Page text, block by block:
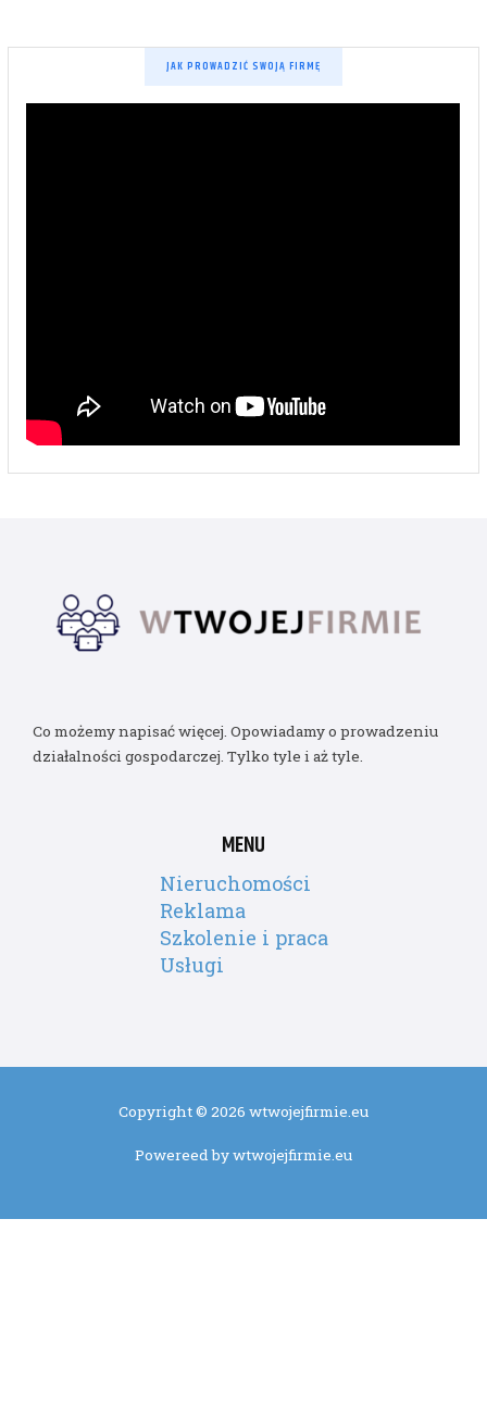
JAK PROWADZIĆ SWOJĄ FIRMĘ
Co możemy napisać więcej. Opowiadamy o prowadzeniu
działalności gospodarczej. Tylko tyle i aż tyle.
MENU
Nieruchomości
Reklama
Szkolenie i praca
Usługi
Copyright © 2026 wtwojejfirmie.eu
Powereed by wtwojejfirmie.eu